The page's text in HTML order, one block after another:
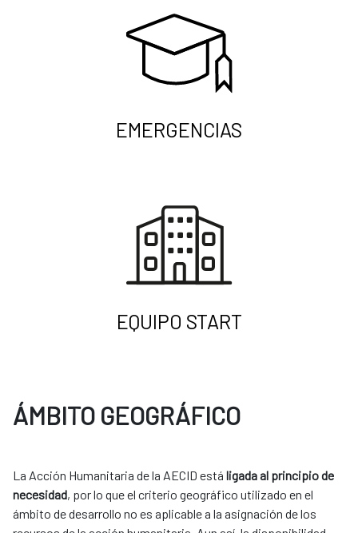
EMERGENCIAS
EQUIPO START
ÁMBITO GEOGRÁFICO
La Acción Humanitaria de la AECID está ligada al principio de
necesidad, por lo que el criterio geográfico utilizado en el
ámbito de desarrollo no es aplicable a la asignación de los